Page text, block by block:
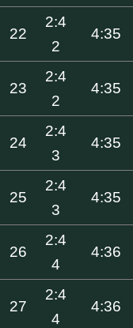
22
2:4
2
4:35
23
2:4
2
4:35
24
2:4
3
4:35
25
2:4
3
4:35
26
2:4
4
4:36
27
2:4
4
4:36